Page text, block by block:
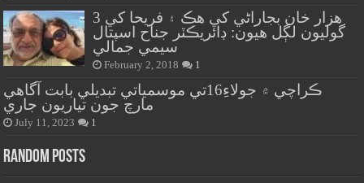
هزار خان بجاراڻي کي هڪ ۽ فريحا کي 3
گوليون لڳل هيون: ڊائريڪٽر جناح اسپتال
سيمي جمالي
February 2, 2018 1
ڪراچي ۾ جولاءِ16تي موسمياتي تبديلي بابت آگاهي
مارچ جون تياريون جاري
July 11, 2023 1
Random Posts